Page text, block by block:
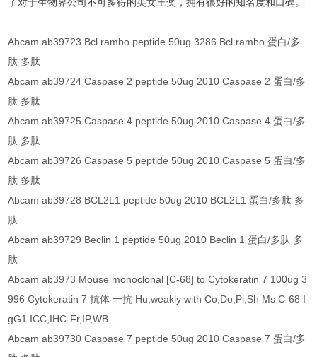
Abcam ab39723 Bcl rambo peptide 50ug 3286 Bcl rambo 蛋白/多
肽 多肽
Abcam ab39724 Caspase 2 peptide 50ug 2010 Caspase 2 蛋白/多
肽 多肽
Abcam ab39725 Caspase 4 peptide 50ug 2010 Caspase 4 蛋白/多
肽 多肽
Abcam ab39726 Caspase 5 peptide 50ug 2010 Caspase 5 蛋白/多
肽 多肽
Abcam ab39728 BCL2L1 peptide 50ug 2010 BCL2L1 蛋白/多肽 多
肽
Abcam ab39729 Beclin 1 peptide 50ug 2010 Beclin 1 蛋白/多肽 多
肽
Abcam ab3973 Mouse monoclonal [C-68] to Cytokeratin 7 100ug 3
996 Cytokeratin 7 抗体 一抗 Hu,weakly with Co,Do,Pi,Sh Ms C-68 I
gG1 ICC,IHC-Fr,IP,WB
Abcam ab39730 Caspase 7 peptide 50ug 2010 Caspase 7 蛋白/多